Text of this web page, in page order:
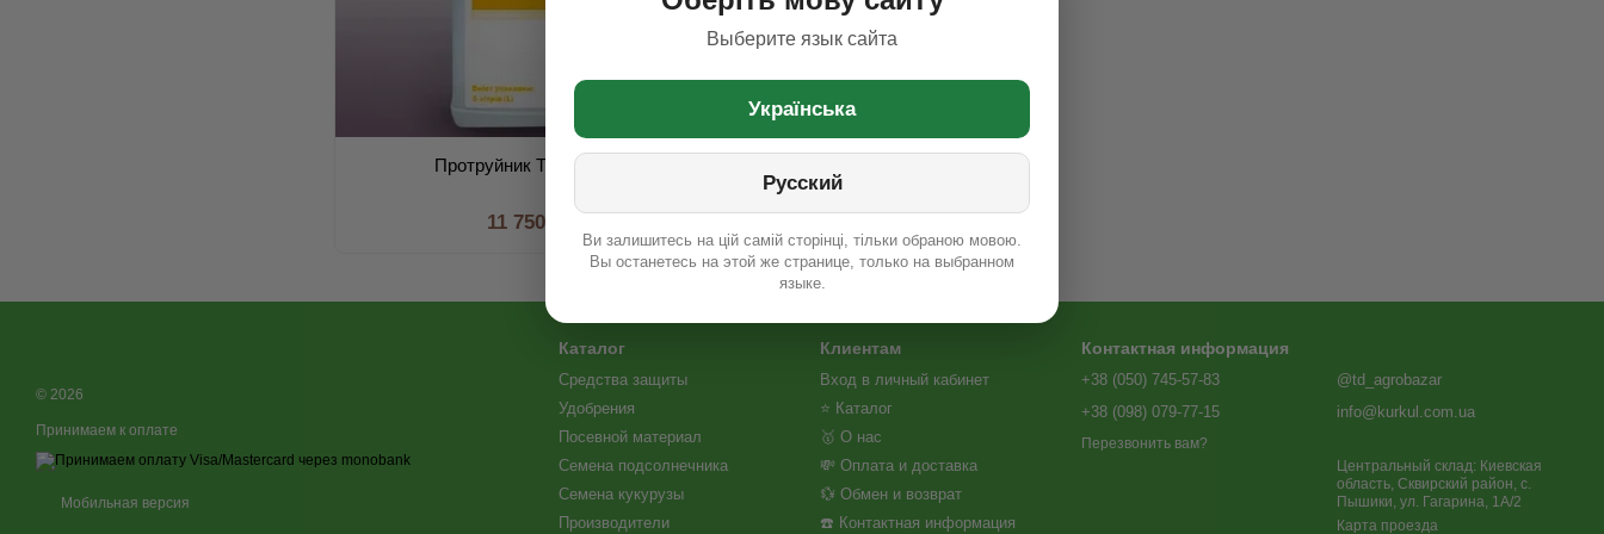
Протруйник Тибари (5 л)
11 750 грн
© 2026
Принимаем к оплате
Мобильная версия
Каталог
Средства защиты
Удобрения
Посевной материал
Семена подсолнечника
Семена кукурузы
Производители
Клиентам
Вход в личный кабинет
⭐ Каталог
🥇 О нас
💸 Оплата и доставка
💱 Обмен и возврат
☎️ Контактная информация
Контактная информация
+38 (050) 745-57-83
+38 (098) 079-77-15
Перезвонить вам?
@td_agrobazar
info@kurkul.com.ua
Центральный склад: Киевская
область, Сквирский район, с.
Пышики, ул. Гагарина, 1А/2
Карта проезда
Выберите язык сайта
Українська
Русский
Ви залишитесь на цій самій сторінці, тільки обраною мовою.
Вы останетесь на этой же странице, только на выбранном
языке.